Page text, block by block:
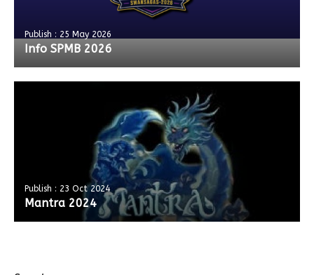
Publish : 25 May 2026
Info SPMB 2026
Publish : 23 Oct 2024
Mantra 2024